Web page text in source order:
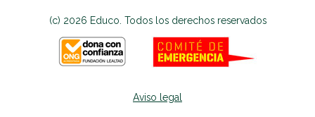
(c) 2026 Educo. Todos los derechos reservados
Aviso legal